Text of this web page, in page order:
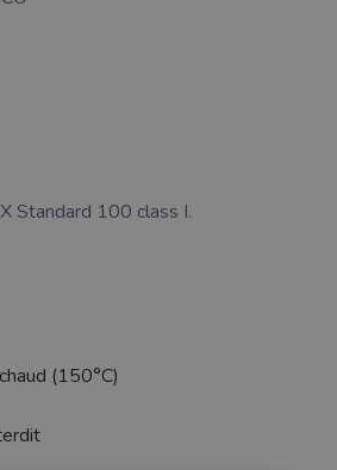
Standard 100 class I.
(150°C)